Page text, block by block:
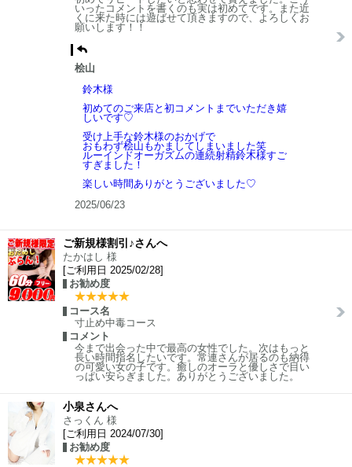
いったコメントを書くのも実は初めてです。また近
くに来た時には遊ばせて頂きますので、よろしくお
願いします！！
桧山
鈴木様
初めてのご来店と初コメントまでいただき嬉
しいです♡
受け上手な鈴木様のおかげで
おもわず桧山もかましてしまいました笑
ルーインドオーガズムの連続射精鈴木様すご
すぎました！
楽しい時間ありがとうございました♡
2025/06/23
ご新規様割引♪さんへ
たかはし 様
[ご利用日 2025/02/28]
お勧め度
コース名
寸止め中毒コース
コメント
今まで出会った中で最高の女性でした。次はもっと
長い時間指名したいです。常連さんが居るのも納得
の可愛い女の子です。癒しのオーラと優しさで目い
っぱい安らぎました。ありがとうございました。
小泉さんへ
さっくん 様
[ご利用日 2024/07/30]
お勧め度